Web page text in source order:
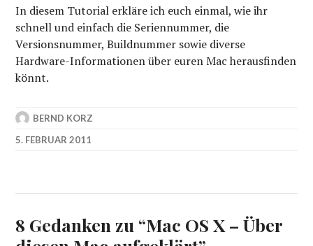
In diesem Tutorial erkläre ich euch einmal, wie ihr
schnell und einfach die Seriennummer, die
Versionsnummer, Buildnummer sowie diverse
Hardware-Informationen über euren Mac herausfinden
könnt.
BERND KORZ
5. FEBRUAR 2011
8 Gedanken zu “Mac OS X – Über